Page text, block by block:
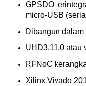
GPSDO
micro-USB
Dibangun
UHD3.11.0 atau
RFNoC
Xilinx Vivado